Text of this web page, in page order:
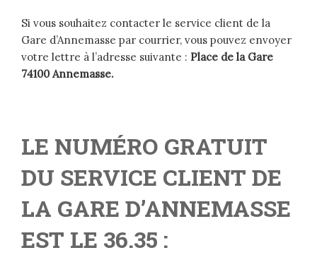
Si vous souhaitez contacter le service client de la
Gare d’Annemasse par courrier, vous pouvez envoyer
votre lettre à l’adresse suivante : Place de la Gare
74100 Annemasse.
LE NUMÉRO GRATUIT
DU SERVICE CLIENT DE
LA GARE D’ANNEMASSE
EST LE 36.35 :